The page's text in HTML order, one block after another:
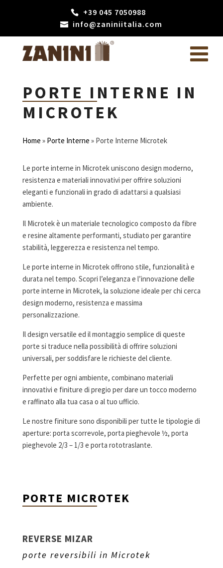
+39 045 7050988
info@zaniniitalia.com
PORTE INTERNE IN
MICROTEK
Home » Porte Interne » Porte Interne Microtek
Le porte interne in Microtek uniscono design moderno,
resistenza e materiali innovativi per offrire soluzioni
eleganti e funzionali in grado di adattarsi a qualsiasi
ambiente.
Il Microtek è un materiale tecnologico composto da fibre
e resine altamente performanti, studiato per garantire
stabilità, leggerezza e resistenza nel tempo.
Le porte interne in Microtek offrono stile, funzionalità e
durata nel tempo. Scopri l’eleganza e l’innovazione delle
porte interne in Microtek, la soluzione ideale per chi cerca
design moderno, resistenza e massima
personalizzazione.
Il design versatile ed il montaggio semplice di queste
porte si traduce nella possibilità di offrire soluzioni
universali, per soddisfare le richieste del cliente.
Perfette per ogni ambiente, combinano materiali
innovativi e finiture di pregio per dare un tocco moderno
e raffinato alla tua casa o al tuo ufficio.
Le nostre finiture sono disponibili per tutte le tipologie di
aperture: porta scorrevole, porta pieghevole ½, porta
pieghevole 2/3 – 1/3 e porta rototraslante.
PORTE MICROTEK
REVERSE MIZAR
porte reversibili in Microtek